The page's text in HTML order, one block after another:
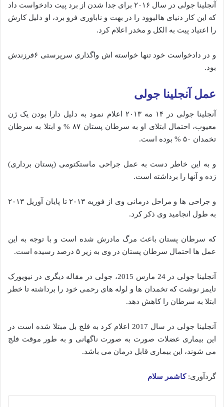
آنجلینا جولی در سال ۲۰۱۶ برای جدا شدن از برد پیت دادخواست داد
که این کار دنیای هالیوود را در بهت و ناباوری فرو برد، او دلیل کارش
را اعتیاد پیت به الکل و مخدر اعلام کرد.
و در دادخواست خود تنها خواسته اش واگذاری سرپرستی ۶فرزندش
بود.
عمل آنجلینا جولی
آنجلینا جولی در ۱۴ مه ۲۰۱۳ اعلام نمود به دلیل دارا بودن یک ژن
معیوب، احتمال ابتلای او به سرطان پستان ۸۷ % و ابتلا به سرطان
تخمدان ۵۰ % بوده‌ است.
و به این خاطر دست به عمل جراحی ماستکتومی (پستان‌ برداری)
زده و آنها را برداشته‌ است.
و جراحی‌ ها و مراحل درمانی وی از فوریه ۲۰۱۳ تا پایان آوریل ۲۰۱۳
به طول انجامید وی ذکر کرد.
که سرطان پستان باعث مرگ مادرش شده‌ است و با توجه به این
عمل‌ ها احتمال سرطان پستان در وی به زیر ۵ درصد رسیده‌ است.
آنجلینا جولی در 24 مارس 2015، جولی در مقاله دیگری در نیویورک
تایمز نوشت که تخمدان ها و لوله های رحمی خود را برداشته تا خطر
ابتلا به سرطان را کاهش دهد.
آنجلینا جولی در سال 2017 اعلام کرد به فلج بل مبتلا شده‌ است در
این بیماری عضلات صورت به صورت ناگهانی و به طور موقت فلج
می‌ شوند، این بیماری قابل درمان می باشد.
گردآوری:کاشمر سلام